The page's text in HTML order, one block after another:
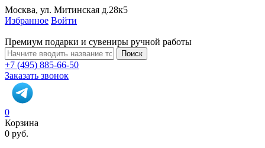
Москва, ул. Митинская д.28к5
Избранное Войти
Премиум подарки и сувениры ручной работы
Поиск
+7 (495) 885-66-50
Заказать звонок
0
Корзина
0 руб.